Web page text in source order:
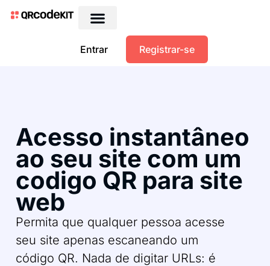
Entrar Registrar-se
Acesso instantâneo
ao seu site com um
codigo QR para site
web
Permita que qualquer pessoa acesse
seu site apenas escaneando um
código QR. Nada de digitar URLs: é